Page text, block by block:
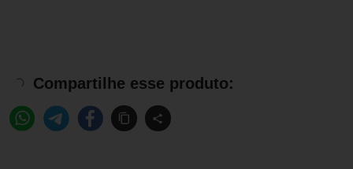
Compartilhe esse produto: